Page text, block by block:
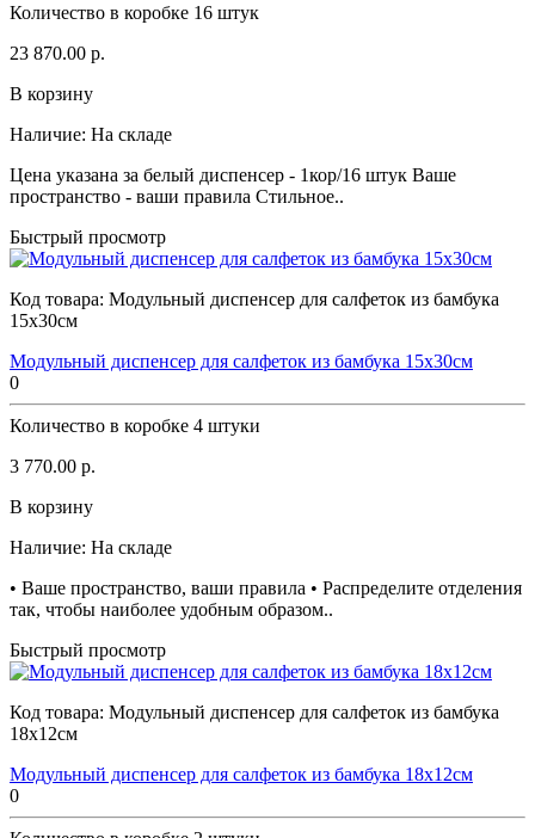
Количество в коробке 16 штук
23 870.00 р.
В корзину
Наличие: На складе
Цена указана за белый диспенсер - 1кор/16 штук Ваше
пространство - ваши правила Стильное..
Быстрый просмотр
Код товара: Модульный диспенсер для салфеток из бамбука
15х30см
Модульный диспенсер для салфеток из бамбука 15х30см
0
Количество в коробке 4 штуки
3 770.00 р.
В корзину
Наличие: На складе
• Ваше пространство, ваши правила • Распределите отделения
так, чтобы наиболее удобным образом..
Быстрый просмотр
Код товара: Модульный диспенсер для салфеток из бамбука
18х12см
Модульный диспенсер для салфеток из бамбука 18х12см
0